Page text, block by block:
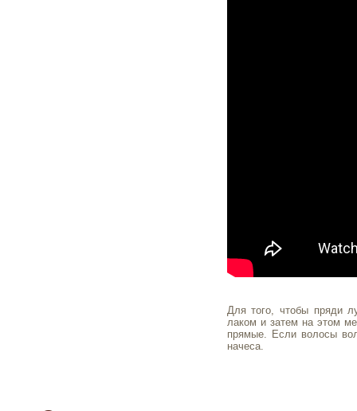
Для того, чтобы пряди
лаком и затем на этом
прямые. Если волосы
начеса.